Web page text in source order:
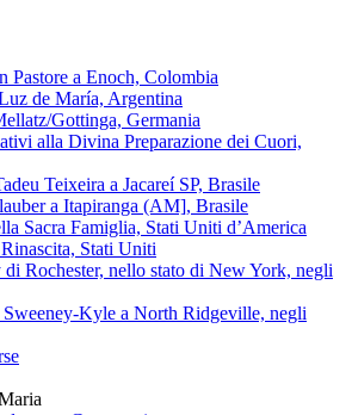
Pastore a Enoch, Colombia
de María, Argentina
Gottinga, Germania
alla Divina Preparazione dei Cuori,
Teixeira a Jacareí SP, Brasile
a Itapiranga (AM], Brasile
Sacra Famiglia, Stati Uniti d’America
Stati Uniti
di Rochester, nello stato di New York, negli
Sweeney-Kyle a North Ridgeville, negli